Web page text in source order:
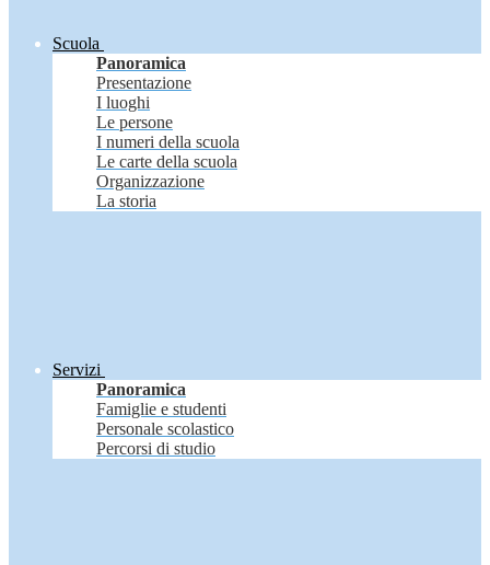
Scuola
Panoramica
Presentazione
I luoghi
Le persone
I numeri della scuola
Le carte della scuola
Organizzazione
La storia
Servizi
Panoramica
Famiglie e studenti
Personale scolastico
Percorsi di studio